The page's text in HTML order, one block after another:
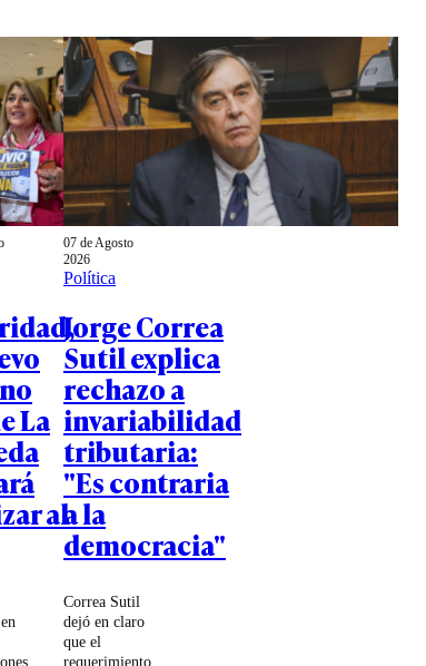
La
al
07 de Agosto
2026
Política
Jorge Correa
Sutil explica
rechazo a
invariabilidad
tributaria:
"Es contraria
a la
democracia"
Correa Sutil
dejó en claro
que el
requerimiento